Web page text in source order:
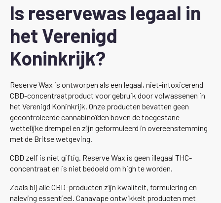
Is reservewas legaal in
het Verenigd
Koninkrijk?
Reserve Wax is ontworpen als een legaal, niet-intoxicerend
CBD-concentraatproduct voor gebruik door volwassenen in
het Verenigd Koninkrijk. Onze producten bevatten geen
gecontroleerde cannabinoïden boven de toegestane
wettelijke drempel en zijn geformuleerd in overeenstemming
met de Britse wetgeving.
CBD zelf is niet giftig. Reserve Wax is geen illegaal THC-
concentraat en is niet bedoeld om high te worden.
Zoals bij alle CBD-producten zijn kwaliteit, formulering en
naleving essentieel. Canavape ontwikkelt producten met